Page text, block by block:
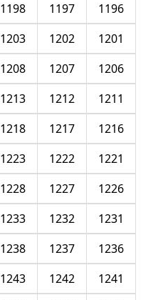
1196
1197
1198
1201
1202
1203
1206
1207
1208
1211
1212
1213
1216
1217
1218
1221
1222
1223
1226
1227
1228
1231
1232
1233
1236
1237
1238
1241
1242
1243